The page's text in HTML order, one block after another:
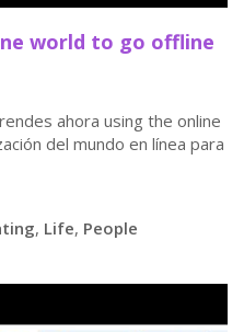
world to go offline
ahora using the online
del mundo en línea para
, Life, People